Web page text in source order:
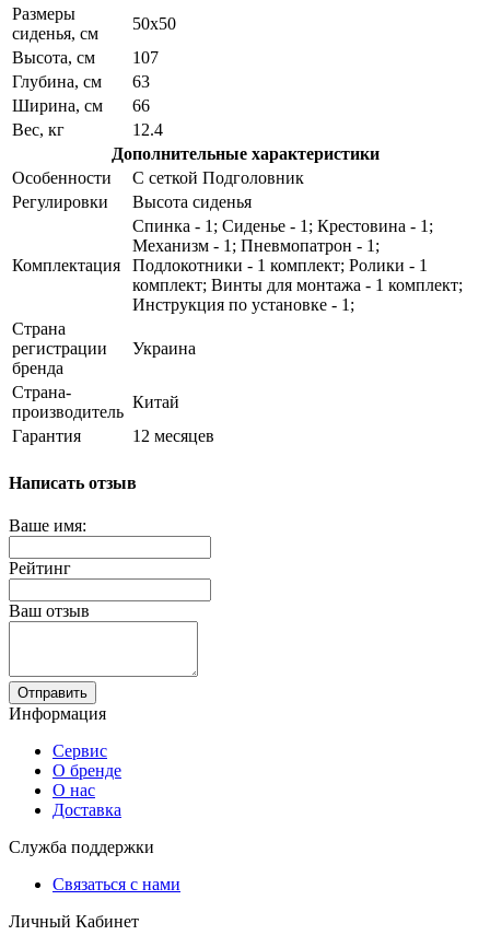
Размеры
сиденья, см
50х50
Высота, см
107
Глубина, см
63
Ширина, см
66
Вес, кг
12.4
Дополнительные характеристики
Особенности
С сеткой Подголовник
Регулировки
Высота сиденья
Комплектация
Спинка - 1; Сиденье - 1; Крестовина - 1;
Механизм - 1; Пневмопатрон - 1;
Подлокотники - 1 комплект; Ролики - 1
комплект; Винты для монтажа - 1 комплект;
Инструкция по установке - 1;
Страна
регистрации
бренда
Украина
Страна-
производитель
Китай
Гарантия
12 месяцев
Написать отзыв
Ваше имя:
Рейтинг
Ваш отзыв
Отправить
Информация
Сервис
О бренде
О нас
Доставка
Служба поддержки
Связаться с нами
Личный Кабинет